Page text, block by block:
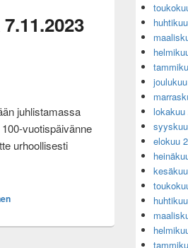
juhlistamassa
vuotispäivänne
urhoollisesti
– Parhaat onnittelumme.
lokakuu
elokuu